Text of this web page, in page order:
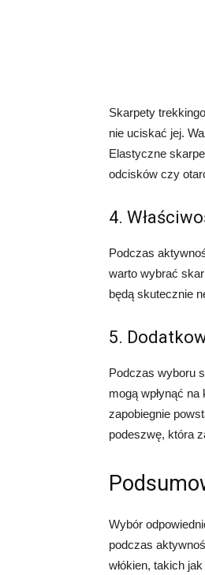
Skarpety
nie uciskać jej.
Elastyczne
odcisków czy
4.
Podczas
warto wybrać
będą skutecznie
5.
Podczas wyboru
mogą wpłynąć
zapobiegnie
podeszwę, która
Wybór
podczas
włókien, takich